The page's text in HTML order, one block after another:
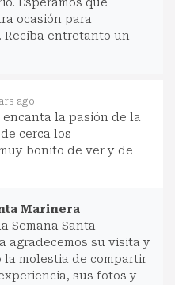
ocasión para
Reciba entretanto un
ago
encanta la pasión de la
cerca los
bonito de ver y de
Marinera
Semana Santa
agradecemos su visita y
la molestia de compartir
sus fotos y